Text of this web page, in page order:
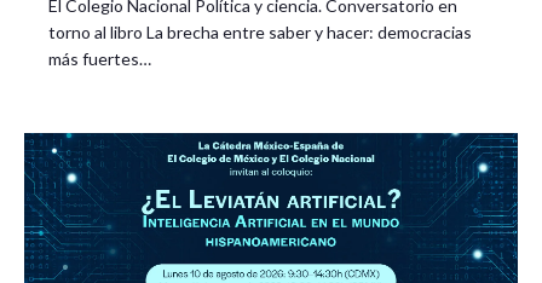
El Colegio Nacional Política y ciencia. Conversatorio en
torno al libro La brecha entre saber y hacer: democracias
más fuertes…